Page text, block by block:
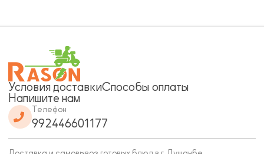
Условия доставкиСпособы оплаты
Напишите нам
Телефон
992446601177